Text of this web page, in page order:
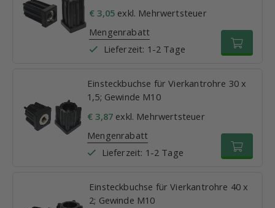
€ 3,05 exkl. Mehrwertsteuer
Mengenrabatt
Lieferzeit: 1-2 Tage
Einsteckbuchse für Vierkantrohre 30 x
1,5; Gewinde M10
€ 3,87 exkl. Mehrwertsteuer
Mengenrabatt
Lieferzeit: 1-2 Tage
Einsteckbuchse für Vierkantrohre 40 x
2; Gewinde M10